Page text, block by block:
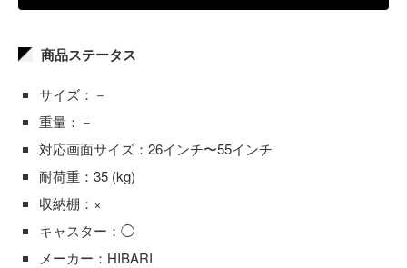
商品ステータス
サイズ：－
重量：－
対応画面サイズ：26インチ〜55インチ
耐荷重：35 (kg)
収納棚：×
キャスター：◯
メーカー：HIBARI